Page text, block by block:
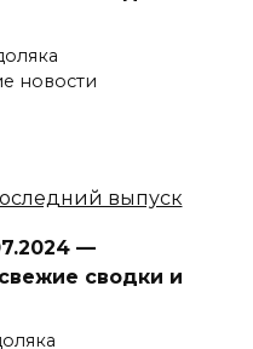
новости
—
сводки и